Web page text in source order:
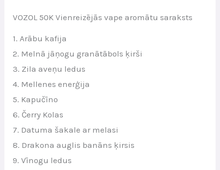
VOZOL 50K Vienreizējās vape aromātu saraksts
1. Arābu kafija
2. Melnā jāņogu granātābols ķirši
3. Zila aveņu ledus
4. Mellenes enerģija
5. Kapučīno
6. Čerry Kolas
7. Datuma šakale ar melasi
8. Drakona auglis banāns ķirsis
9. Vīnogu ledus